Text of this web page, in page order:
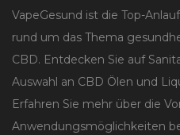
VapeGesund ist die Top-
rund um das Thema
CBD. Entdecken Sie auf
Auswahl an CBD Ölen und
Erfahren Sie mehr über die
Anwendungsmöglichkeiten